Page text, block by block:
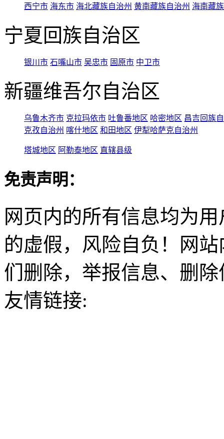
西宁市 海东市 海北藏族自治州 黄南藏族自治州 海南藏
宁夏回族自治区
银川市 石嘴山市 吴忠市 固原市 中卫市
新疆维吾尔自治区
乌鲁木齐市 克拉玛依市 吐鲁番地区 哈密地区 昌吉回族
克孜自治州 喀什地区 和田地区 伊犁哈萨克自治州
塔城地区 阿勒泰地区 直辖县级
免责声明：
网页内的所有信息均为
的虚假，风险自负！网
们删除，举报信息、删
友情链接: